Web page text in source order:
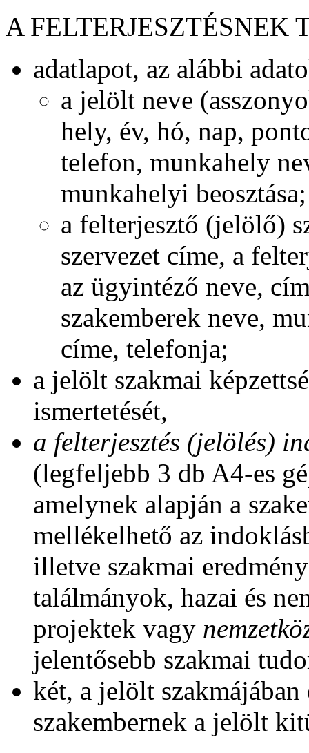
A
adatlapot, az alábbi
a jelölt neve
hely, év, hó, nap,
telefon, munkahely
munkahelyi beosztása;
a felterjesztő (jelölő)
szervezet címe, a
az ügyintéző neve,
szakemberek neve,
címe, telefonja;
a jelölt szakmai
ismertetését,
a felterjesztés (jelölés)
(legfeljebb 3 db A4-es
amelynek alapján a
mellékelhető az
illetve szakmai
találmányok, hazai és
projektek vagy
jelentősebb szakmai
két, a jelölt
szakembernek a jelölt